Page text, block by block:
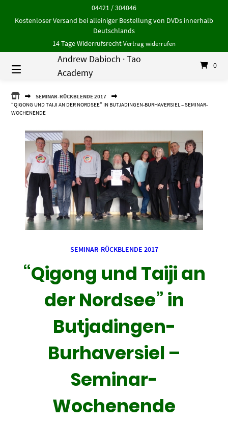
Inhalt
04421 / 304046
Kostenloser Versand bei alleiniger Bestellung von DVDs innerhalb
Deutschlands
14 Tage WiderrufsrechtVertrag widerrufen
Andrew Dabioch · Tao
Academy
0
ANDREW
DABIOCH
·
SEMINAR-RÜCKBLENDE 2017
“QIGONG UND TAIJI AN DER NORDSEE” IN BUTJADINGEN-BURHAVERSIEL – SEMINAR-
WOCHENENDE
SEMINAR-RÜCKBLENDE 2017
“Qigong und Taiji an
der Nordsee” in
Butjadingen-
Burhaversiel –
Seminar-
Wochenende